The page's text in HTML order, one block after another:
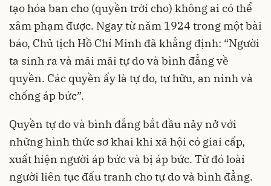
tạo hóa ban cho (quyền trời cho) không ai có thể
xâm phạm được. Ngay từ năm 1924 trong một bài
báo, Chủ tịch Hồ Chí Minh đã khẳng định: “Người
ta sinh ra và mãi mãi tự do và bình đẳng về
quyền. Các quyền ấy là tự do, tư hữu, an ninh và
chống áp bức”.
Quyền tự do và bình đẳng bắt đầu nảy nở với
những hình thức sơ khai khi xã hội có giai cấp,
xuất hiện người áp bức và bị áp bức. Từ đó loài
người liên tục đấu tranh cho tự do và bình đẳng.